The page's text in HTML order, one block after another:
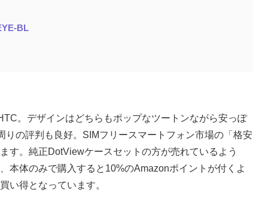
BL
。デザインはどちらもポップなツートンながら安っぽ
の評判も良好。SIMフリースマートフォン市場の「格安
す。純正DotViewケースセットの方が売れているよう
本体のみで購入すると10%のAmazonポイントが付くよ
い得となっています。